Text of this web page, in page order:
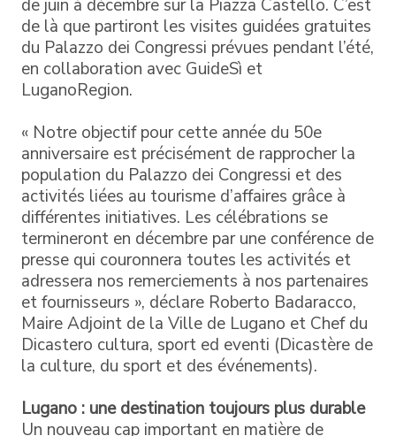
de juin à décembre sur la Piazza Castello. C’est
de là que partiront les visites guidées gratuites
du Palazzo dei Congressi prévues pendant l’été,
en collaboration avec GuideSì et
LuganoRegion.
« Notre objectif pour cette année du 50e
anniversaire est précisément de rapprocher la
population du Palazzo dei Congressi et des
activités liées au tourisme d’affaires grâce à
différentes initiatives. Les célébrations se
termineront en décembre par une conférence de
presse qui couronnera toutes les activités et
adressera nos remerciements à nos partenaires
et fournisseurs », déclare Roberto Badaracco,
Maire Adjoint de la Ville de Lugano et Chef du
Dicastero cultura, sport ed eventi (Dicastère de
la culture, du sport et des événements).
Lugano : une destination toujours plus durable
Un nouveau cap important en matière de